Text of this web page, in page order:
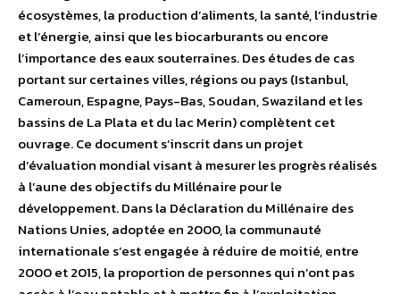
écosystèmes, la production d’aliments, la santé, l’industrie
et l’énergie, ainsi que les biocarburants ou encore
l’importance des eaux souterraines. Des études de cas
portant sur certaines villes, régions ou pays (Istanbul,
Cameroun, Espagne, Pays-Bas, Soudan, Swaziland et les
bassins de La Plata et du lac Merin) complètent cet
ouvrage. Ce document s’inscrit dans un projet
d’évaluation mondial visant à mesurer les progrès réalisés
à l’aune des objectifs du Millénaire pour le
développement. Dans la Déclaration du Millénaire des
Nations Unies, adoptée en 2000, la communauté
internationale s’est engagée à réduire de moitié, entre
2000 et 2015, la proportion de personnes qui n’ont pas